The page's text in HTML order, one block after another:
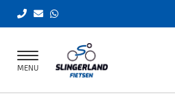
Toggle
navigation
MENU